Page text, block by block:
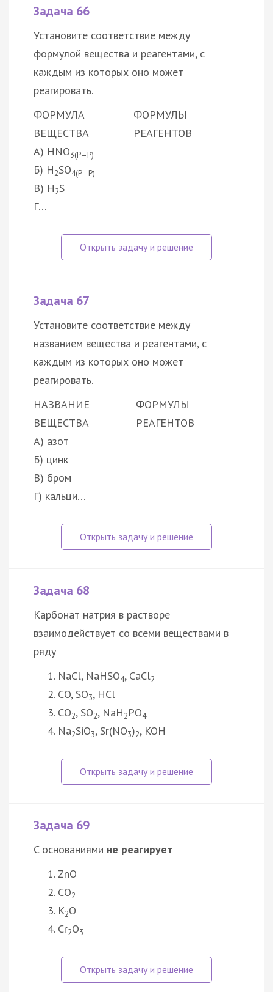
Задача 66
Установите соответствие между
формулой вещества и реагентами, с
каждым из которых оно может
реагировать.
ФОРМУЛА
ВЕЩЕСТВА
ФОРМУЛЫ
РЕАГЕНТОВ
А) HNO3(Р–Р)
Б) H2SO4(Р–Р)
В) H2S
Г…
Задача 67
Установите соответствие между
названием вещества и реагентами, с
каждым из которых оно может
реагировать.
НАЗВАНИЕ
ВЕЩЕСТВА
ФОРМУЛЫ
РЕАГЕНТОВ
А) азот
Б) цинк
В) бром
Г) кальци…
Задача 68
Карбонат натрия в растворе
взаимодействует со всеми веществами в
ряду
NaCl, NaHSO4, CaCl2
CO, SO3, HCl
CO2, SO2, NaH2PO4
Na2SiO3, Sr(NO3)2, KOH
Задача 69
C основаниями не реагирует
ZnO
CO2
K2O
Cr2O3